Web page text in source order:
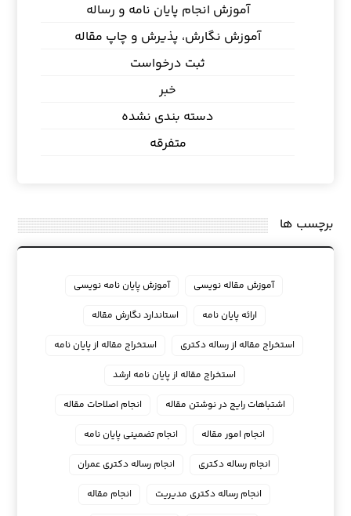
آموزش انجام پایان نامه و رساله
آموزش نگارش، پذیرش و چاپ مقاله
ثبت درخواست
خبر
دسته بندی نشده
متفرقه
برچسب ها
آموزش مقاله نویسی
آموزش پایان نامه نویسی
ارائه پایان نامه
استاندارد نگارش مقاله
استخراج مقاله از رساله دکتری
استخراج مقاله از پایان نامه
استخراج مقاله از پایان نامه ارشد
اشتباهات رایج در نوشتن مقاله
انجام اصلاحات مقاله
انجام امور مقاله
انجام تضمینی پایان نامه
انجام رساله دکتری
انجام رساله دکتری عمران
انجام رساله دکتری مدیریت
انجام مقاله